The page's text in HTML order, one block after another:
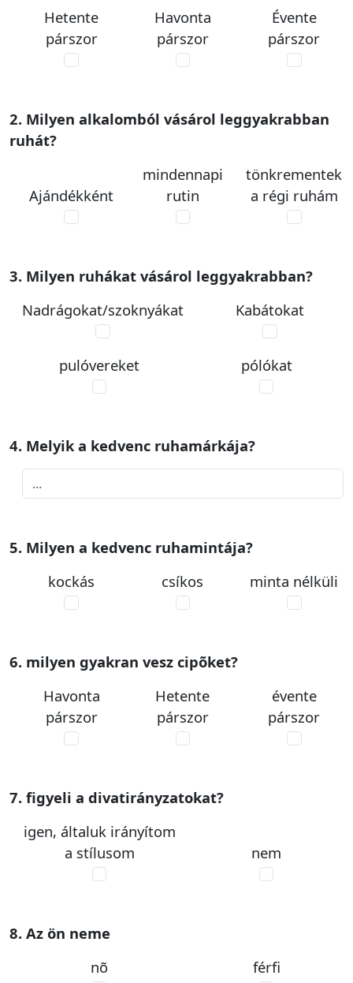
Hetente
párszor
Havonta
párszor
Évente
párszor
2. Milyen alkalomból vásárol leggyakrabban
ruhát?
Ajándékként
mindennapi
rutin
tönkrementek
a régi ruhám
3. Milyen ruhákat vásárol leggyakrabban?
Nadrágokat/szoknyákat
Kabátokat
pulóvereket pólókat
4. Melyik a kedvenc ruhamárkája?
5. Milyen a kedvenc ruhamintája?
kockás
csíkos minta nélküli
6. milyen gyakran vesz cipõket?
Havonta
párszor
Hetente
párszor
évente
párszor
7. figyeli a divatirányzatokat?
igen, általuk irányítom
a stílusom
nem
8. Az ön neme
nõ
férfi